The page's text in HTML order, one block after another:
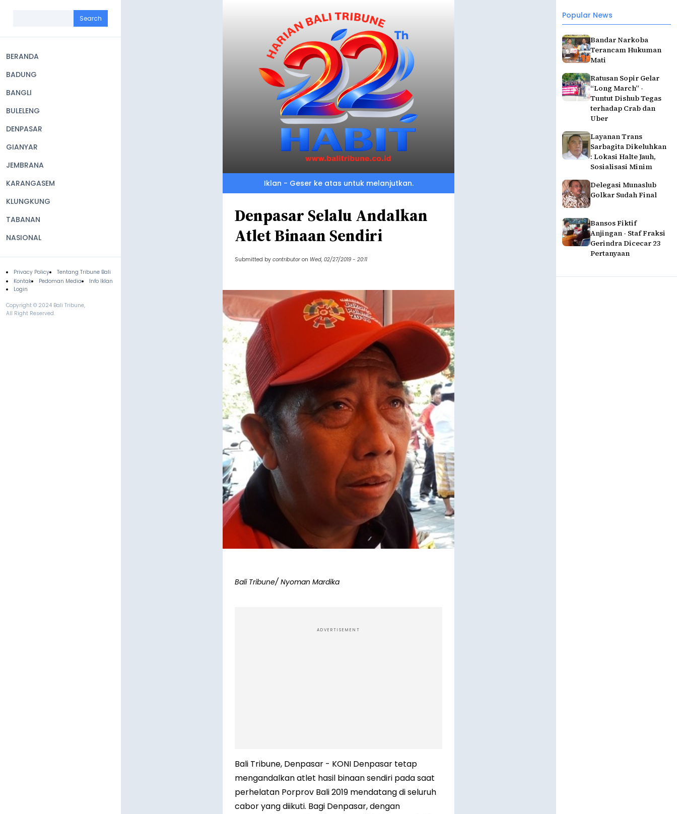
navigation
BERANDA
BADUNG
BANGLI
BULELENG
DENPASAR
GIANYAR
JEMBRANA
KARANGASEM
KLUNGKUNG
TABANAN
NASIONAL
Footer
Privacy Policy
Tentang Tribune Bali
Kontak
Pedoman Media
Info Iklan
Login
Copyright © 2024 Bali Tribune,
All Right Reserved.
Popular News
Bandar Narkoba
Terancam Hukuman
Mati
Ratusan Sopir Gelar
“Long March” -
Tuntut Dishub Tegas
terhadap Crab dan
Uber
Layanan Trans
Sarbagita Dikeluhkan
: Lokasi Halte Jauh,
Sosialisasi Minim
Delegasi Munaslub
Golkar Sudah Final
Bansos Fiktif
Anjingan - Staf Fraksi
Gerindra Dicecar 23
Pertanyaan
Iklan - Geser ke atas untuk melanjutkan.
Denpasar Selalu Andalkan
Atlet Binaan Sendiri
Submitted by contributor on Wed, 02/27/2019 - 20:11
Bali Tribune/ Nyoman Mardika
ADVERTISEMENT
Bali Tribune, Denpasar - KONI Denpasar tetap
mengandalkan atlet hasil binaan sendiri pada saat
perhelatan Porprov Bali 2019 mendatang di seluruh
cabor yang diikuti. Bagi Denpasar, dengan